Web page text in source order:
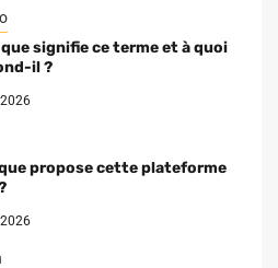
signifie ce terme et à quoi
il ?
propose cette plateforme